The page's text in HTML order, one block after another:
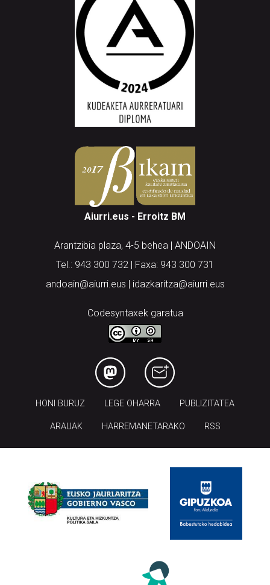
Aiurri.eus - Erroitz BM
Arantzibia plaza, 4-5 behea | ANDOAIN
Tel.: 943 300 732 | Faxa: 943 300 731
andoain@aiurri.eus | idazkaritza@aiurri.eus
Codesyntaxek garatua
LEGE OHARRA
ARAUAK HARREMANETARAKO RSS